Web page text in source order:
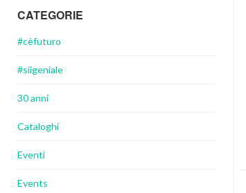
CATEGORIE
#cèfuturo
#siigeniale
30 anni
Cataloghi
Eventi
Events